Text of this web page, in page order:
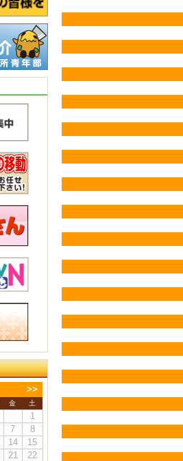
>>
金 土
1
7
8
14
15
21
22